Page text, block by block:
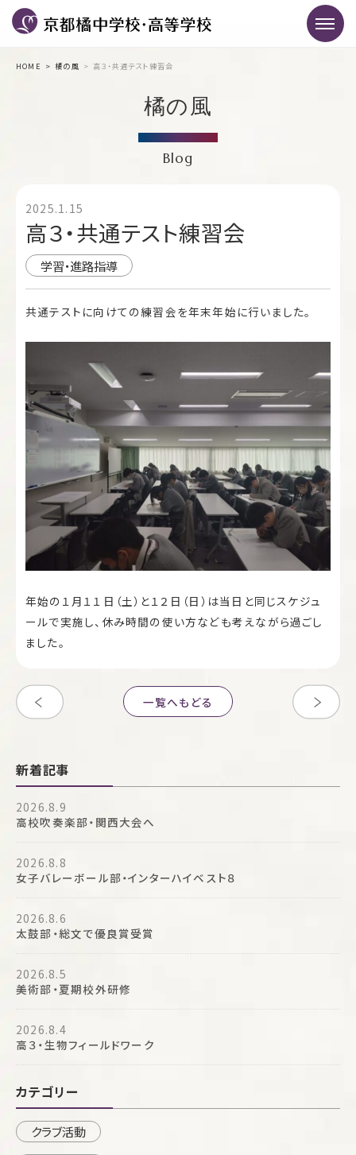
HOME 橘の風 高３・共通テスト練習会
橘の風
Blog
2025.1.15
高３・共通テスト練習会
学習・進路指導
共通テストに向けての練習会を年末年始に行いました。
年始の１月１１日（土）と１２日（日）は当日と同じスケジュ
ールで実施し、休み時間の使い方なども考えながら過ごし
ました。
一覧へもどる
新着記事
2026.8.9
高校吹奏楽部・関西大会へ
2026.8.8
女子バレーボール部・インターハイベスト８
2026.8.6
太鼓部・総文で優良賞受賞
2026.8.5
美術部・夏期校外研修
2026.8.4
高３・生物フィールドワーク
カテゴリー
クラブ活動